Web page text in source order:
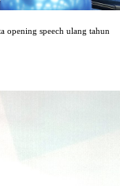
opening speech ulang tahun